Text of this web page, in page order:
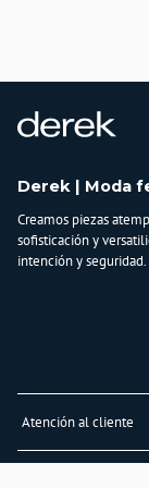
planchar a
Composición:
100 % ALGODON
Derek | Moda
Creamos piezas
sofisticación y
intención y seguridad.
Atención al cliente